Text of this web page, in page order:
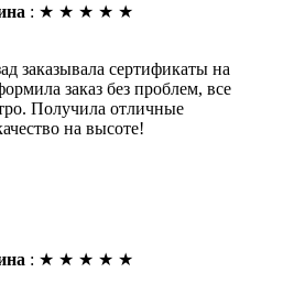
: ★ ★ ★ ★ ★
заказывала сертификаты на
заказ без проблем, все
Получила отличные
на высоте!
: ★ ★ ★ ★ ★